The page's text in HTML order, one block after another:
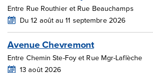
Entre Rue Routhier et Rue Beauchamps
Du 12 août au 11 septembre 2026
Avenue Chevremont
Entre Chemin Ste-Foy et Rue Mgr-Laflèche
13 août 2026